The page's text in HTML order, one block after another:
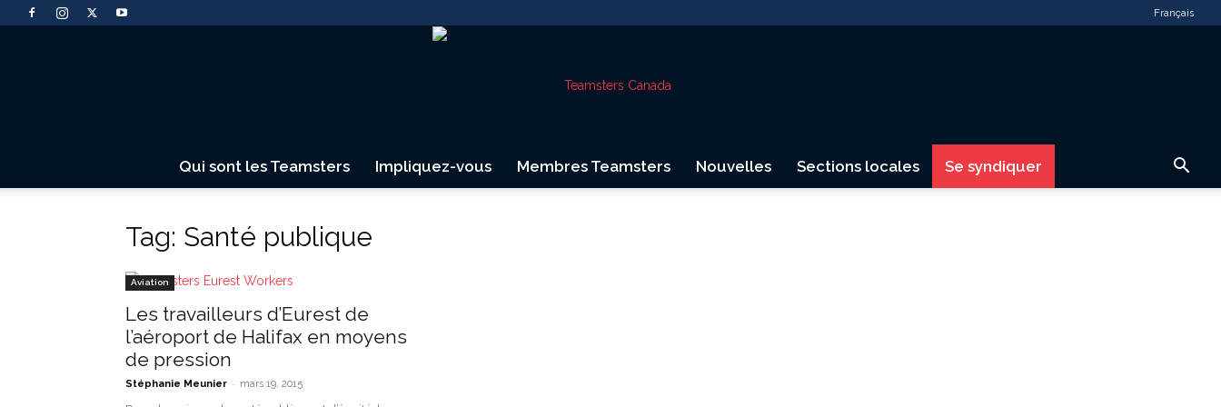
Français
Qui sont les Teamsters Impliquez-vous Membres Teamsters Nouvelles Sections locales Se syndiquer
Tag: Santé publique
Aviation
Les travailleurs d’Eurest de
l’aéroport de Halifax en moyens
de pression
Stéphanie Meunier - mars 19, 2015